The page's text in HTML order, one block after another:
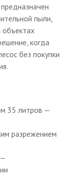
пыли,
когда
без покупки
35 литров —
разрежением